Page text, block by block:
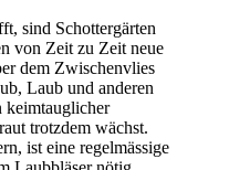
sind Schottergärten
von Zeit zu Zeit neue
dem Zwischenvlies
Laub und anderen
keimtauglicher
trotzdem wächst.
ist eine regelmässige